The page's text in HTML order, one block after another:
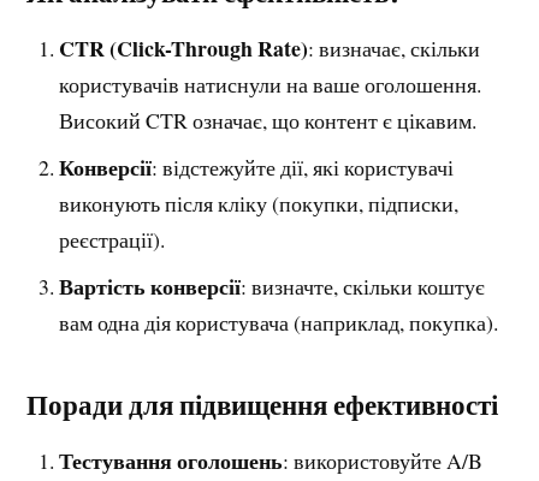
CTR (Click-Through Rate): визначає, скільки
користувачів натиснули на ваше оголошення.
Високий CTR означає, що контент є цікавим.
Конверсії: відстежуйте дії, які користувачі
виконують після кліку (покупки, підписки,
реєстрації).
Вартість конверсії: визначте, скільки коштує
вам одна дія користувача (наприклад, покупка).
Поради для підвищення ефективності
Тестування оголошень: використовуйте A/B